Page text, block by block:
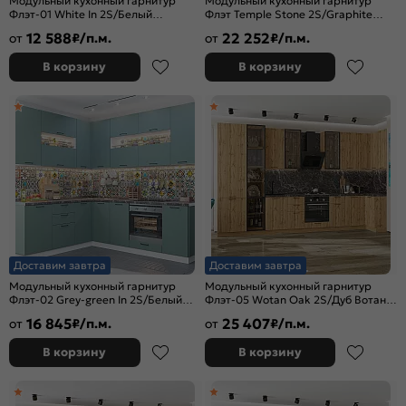
Флэт-01 White In 2S/Белый
от 12 588₽/п.м.
В корзину
Флэт Temple Stone 2S/Graphite
от 22 252₽/п.м.
В корзину
Доставим завтра
Модульный кухонный гарнитур
Флэт-02 Grey-green In 2S/Белый
от 16 845₽/п.м.
В корзину
Доставим завтра
Модульный кухонный гарнитур
Флэт-05 Wotan Oak 2S/Дуб Вотан
стекло
от 25 407₽/п.м.
В корзину